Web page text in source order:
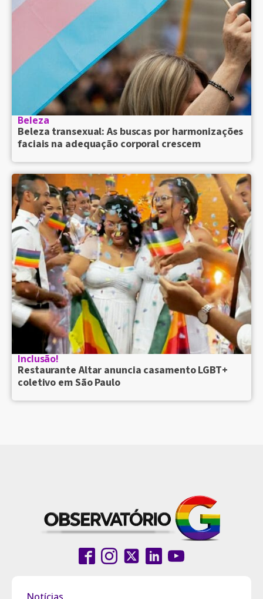
Beleza
Beleza transexual: As buscas por harmonizações
faciais na adequação corporal crescem
Inclusão!
Restaurante Altar anuncia casamento LGBT+
coletivo em São Paulo